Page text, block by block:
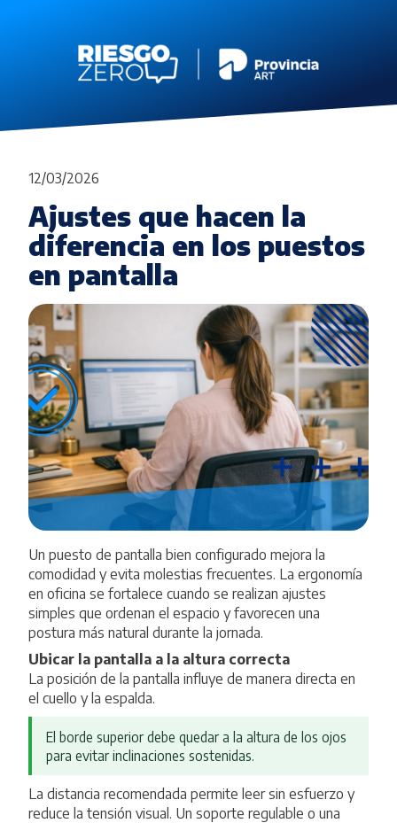
12/03/2026
Ajustes que hacen la
diferencia en los puestos
en pantalla
Un puesto de pantalla bien configurado mejora la
comodidad y evita molestias frecuentes. La ergonomía
en oficina se fortalece cuando se realizan ajustes
simples que ordenan el espacio y favorecen una
postura más natural durante la jornada.
Ubicar la pantalla a la altura correcta
La posición de la pantalla influye de manera directa en
el cuello y la espalda.
El borde superior debe quedar a la altura de los ojos
para evitar inclinaciones sostenidas.
La distancia recomendada permite leer sin esfuerzo y
reduce la tensión visual. Un soporte regulable o una